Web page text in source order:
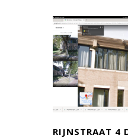
RIJNSTRAAT 4